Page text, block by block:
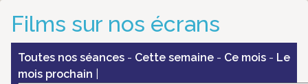
Films sur nos écrans
Toutes nos séances - Cette semaine - Ce mois - Le
mois prochain